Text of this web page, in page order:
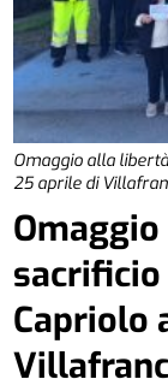
Omaggio alla
25 aprile di
Capriolo